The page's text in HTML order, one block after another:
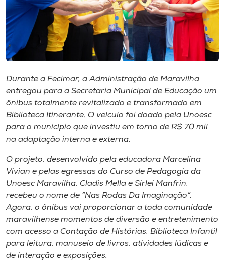
Museu
Unoesc
Store
Selecione
o idioma
A-
Durante a Fecimar, a Administração de Maravilha
entregou para a Secretaria Municipal de Educação um
ônibus totalmente revitalizado e transformado em
Biblioteca Itinerante. O veículo foi doado pela Unoesc
para o município que investiu em torno de R$ 70 mil
na adaptação interna e externa.
O projeto, desenvolvido pela educadora Marcelina
Vivian e pelas egressas do Curso de Pedagogia da
Unoesc Maravilha, Cladis Mella e Sirlei Manfrin,
recebeu o nome de “Nas Rodas Da Imaginação”.
Agora, o ônibus vai proporcionar a toda comunidade
maravilhense momentos de diversão e entretenimento
com acesso a Contação de Histórias, Biblioteca Infantil
para leitura, manuseio de livros, atividades lúdicas e
de interação e exposições.